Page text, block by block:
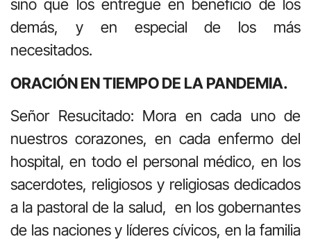
sino que los entregue en beneficio de los
demás, y en especial de los más
necesitados.
ORACIÓN EN TIEMPO DE LA PANDEMIA.
Señor Resucitado: Mora en cada uno de
nuestros corazones, en cada enfermo del
hospital, en todo el personal médico, en los
sacerdotes, religiosos y religiosas dedicados
a la pastoral de la salud, en los gobernantes
de las naciones y líderes cívicos, en la familia